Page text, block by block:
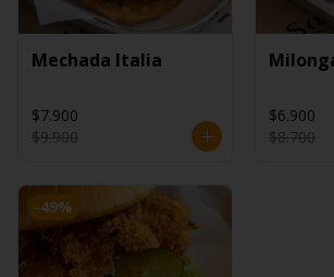
Mechada Italia
$7.900
$9.900
$6.900
$8.700
-49%